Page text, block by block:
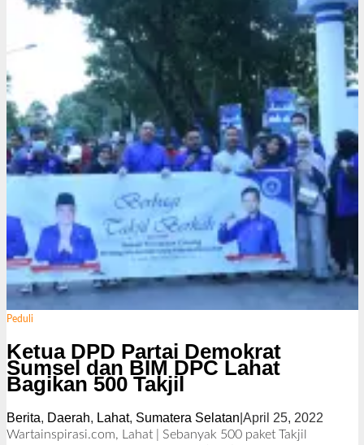
s
i
Peduli
Ketua DPD Partai Demokrat
Sumsel dan BIM DPC Lahat
Bagikan 500 Takjil
Berita, Daerah, Lahat, Sumatera Selatan April 25, 2022
Wartainspirasi.com, Lahat | Sebanyak 500 paket Takjil